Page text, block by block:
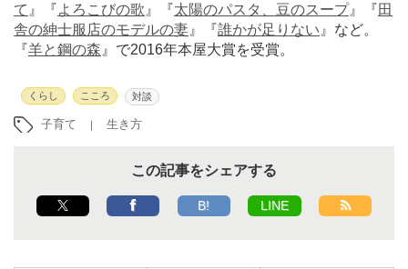
て 』『よろこびの歌 』『太陽のパスタ、豆のスープ』『田
舎の紳士服店のモデルの妻 』『誰かが足りない 』など。
『羊と鋼の森 』で2016年本屋大賞を受賞。
くらし こころ 対談
子育て 生き方
この記事をシェアする
B! LINE